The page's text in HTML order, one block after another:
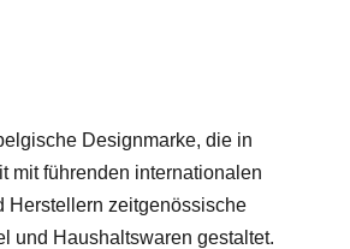
Designmarke, die in
mit führenden internationalen
Herstellern zeitgenössische
und Haushaltswaren gestaltet.